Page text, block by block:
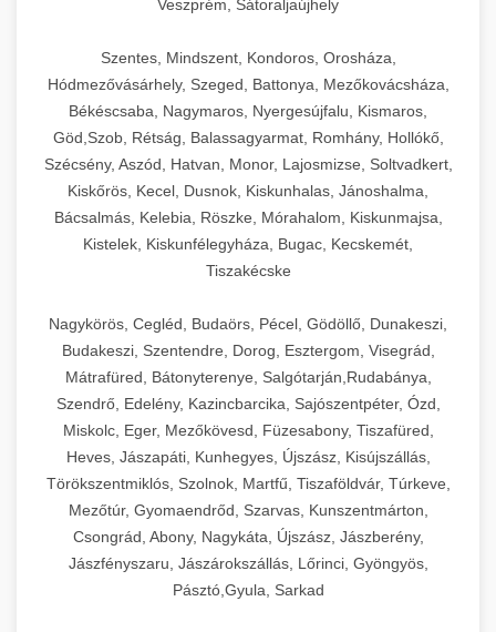
Veszprém, Sátoraljaújhely
Szentes, Mindszent, Kondoros, Orosháza,
Hódmezővásárhely, Szeged, Battonya, Mezőkovácsháza,
Békéscsaba, Nagymaros, Nyergesújfalu, Kismaros,
Göd,Szob, Rétság, Balassagyarmat, Romhány, Hollókő,
Szécsény, Aszód, Hatvan, Monor, Lajosmizse, Soltvadkert,
Kiskőrös, Kecel, Dusnok, Kiskunhalas, Jánoshalma,
Bácsalmás, Kelebia, Röszke, Mórahalom, Kiskunmajsa,
Kistelek, Kiskunfélegyháza, Bugac, Kecskemét,
Tiszakécske
Nagykörös, Cegléd, Budaörs, Pécel, Gödöllő, Dunakeszi,
Budakeszi, Szentendre, Dorog, Esztergom, Visegrád,
Mátrafüred, Bátonyterenye, Salgótarján,Rudabánya,
Szendrő, Edelény, Kazincbarcika, Sajószentpéter, Ózd,
Miskolc, Eger, Mezőkövesd, Füzesabony, Tiszafüred,
Heves, Jászapáti, Kunhegyes, Újszász, Kisújszállás,
Törökszentmiklós, Szolnok, Martfű, Tiszaföldvár, Túrkeve,
Mezőtúr, Gyomaendrőd, Szarvas, Kunszentmárton,
Csongrád, Abony, Nagykáta, Újszász, Jászberény,
Jászfényszaru, Jászárokszállás, Lőrinci, Gyöngyös,
Pásztó,Gyula, Sarkad